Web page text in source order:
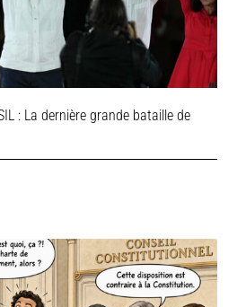
: La dernière grande bataille de